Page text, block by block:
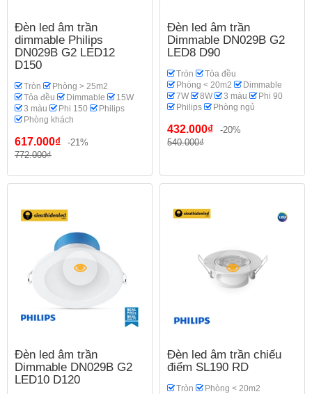
Đèn led âm trần
dimmable Philips
DN029B G2 LED12
D150
Tròn
Phòng > 25m2
Tỏa đều
Dimmable
15W
3 màu
Phi 150
Philips
Phòng khách
617.000₫
-21%
772.000₫
Đèn led âm trần
Dimmable DN029B G2
LED8 D90
Tròn
Tỏa đều
Phòng < 20m2
Dimmable
7W
8W 3 màu
Phi 90
Philips
Phòng ngủ
432.000₫
-20%
540.000₫
Đèn led âm trần
Dimmable DN029B G2
LED10 D120
Đèn led âm trần chiếu
điểm SL190 RD
Tròn
Phòng < 20m2